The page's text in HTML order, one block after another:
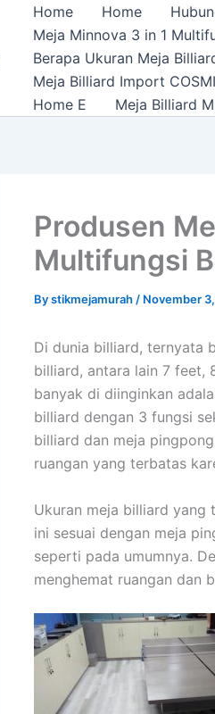
Home Home
Meja Minnova 3 in 1
Berapa Ukuran Meja
Meja Billiard Import
Home E
Meja Billiard
Produsen
Multifungsi
Bystikmejamurah / November
Di dunia billiard, ternyata
billiard, antara lain 7 feet,
banyak di diinginkan
billiard dengan 3 fungsi
billiard dan meja
ruangan yang terbatas
Ukuran meja billiard yang
ini sesuai dengan meja
seperti pada umumnya.
menghemat ruangan dan